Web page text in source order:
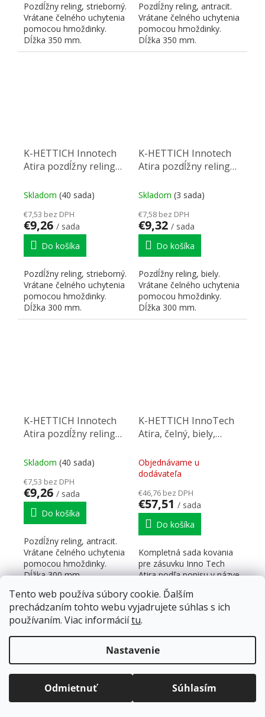
Tento web používa súbory cookie. Ďalším
prechádzaním tohto webu vyjadrujete súhlas s ich
používaním. Viac informáciítu.
Nastavenie
Odmietnuť Súhlasím
Doprava zadarmopre balíkové zásielky v hodnote
nad120 EUR*.
Balíky zasielame už od4 EUR.
ZRÝCHĽUJEME.
Pozdĺžny reling, strieborný.
Vrátane čelného uchytenia
pomocou hmoždinky.
Dĺžka 350 mm.
Pozdĺžny reling, antracit.
Vrátane čelného uchytenia
pomocou hmoždinky.
Dĺžka 350 mm.
K-HETTICH Innotech
Atira pozdĺžny reling
hmoždinka
Skladom (40 sada)
€7,53 bez DPH
€9,26 / sada
Do košíka
Pozdĺžny reling, strieborný.
Vrátane čelného uchytenia
pomocou hmoždinky.
Dĺžka 300 mm.
K-HETTICH Innotech
Atira pozdĺžny reling
Skladom (3 sada)
€7,58 bez DPH
€9,32 / sada
Do košíka
Pozdĺžny reling, biely.
Vrátane čelného uchytenia
pomocou hmoždinky.
Dĺžka 300 mm.
K-HETTICH Innotech
Atira pozdĺžny reling
hmoždinka
Skladom (40 sada)
€7,53 bez DPH
€9,26 / sada
Do košíka
Pozdĺžny reling, antracit.
Vrátane čelného uchytenia
pomocou hmoždinky.
Dĺžka 300 mm.
K-HETTICH InnoTech
Atira, čelný, biely,
50kg, SiSy
Objednávame u
dodávateľa
€46,76 bez DPH
€57,51 / sada
Do košíka
Kompletná sada kovania
pre zásuvku Inno Tech
Atira podľa popisu v názve
produktu - vrátane
výsuvov a čelného
kovania...
K-HETTICH InnoTech
K-HETTICH InnoTech